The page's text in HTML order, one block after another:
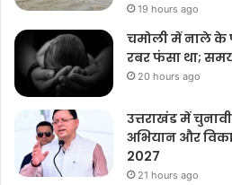
19 hours ago
चमोली में नाले के
रबर फंसा था;
20 hours ago
उत्तराखंड में
अभियान और
2027
21 hours ago